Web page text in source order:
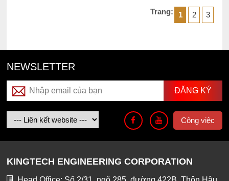
Trang: 1 2 3
NEWSLETTER
Công việc
KINGTECH ENGINEERING CORPORATION